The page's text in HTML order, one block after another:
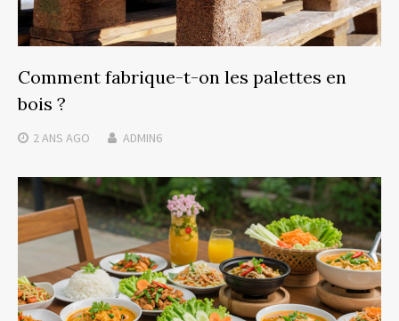
Comment fabrique-t-on les palettes en
bois ?
2 ANS AGO ADMIN6